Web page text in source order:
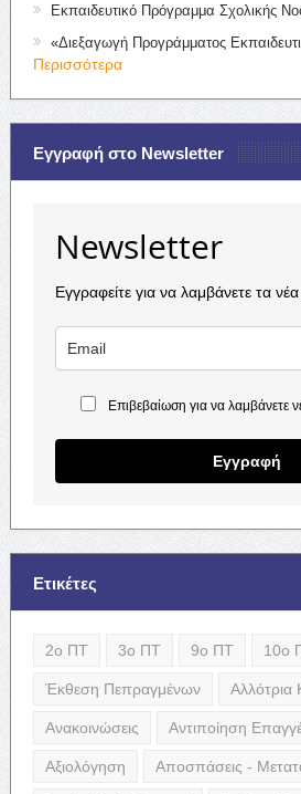
Εκπαιδευτικό Πρόγραμμα Σχολικής
«Διεξαγωγή Προγράμματος
Περισσότερα
Εγγραφή στο Newsletter
Newsletter
Εγγραφείτε για να λαμβάνετε τα
Επιβεβαίωση για να λαμβάνετε
Εγγραφή
Ετικέτες
2ο ΠΤ 3ο ΠΤ 9ο ΠΤ 10ο
Έκθεση Πεπραγμένων Αλλότρια
Ανακοινώσεις Αντιποίηση
Αξιολόγηση Αποσπάσεις -